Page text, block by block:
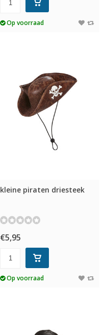
Op voorraad
kleine piraten driesteek
€5,95
Op voorraad